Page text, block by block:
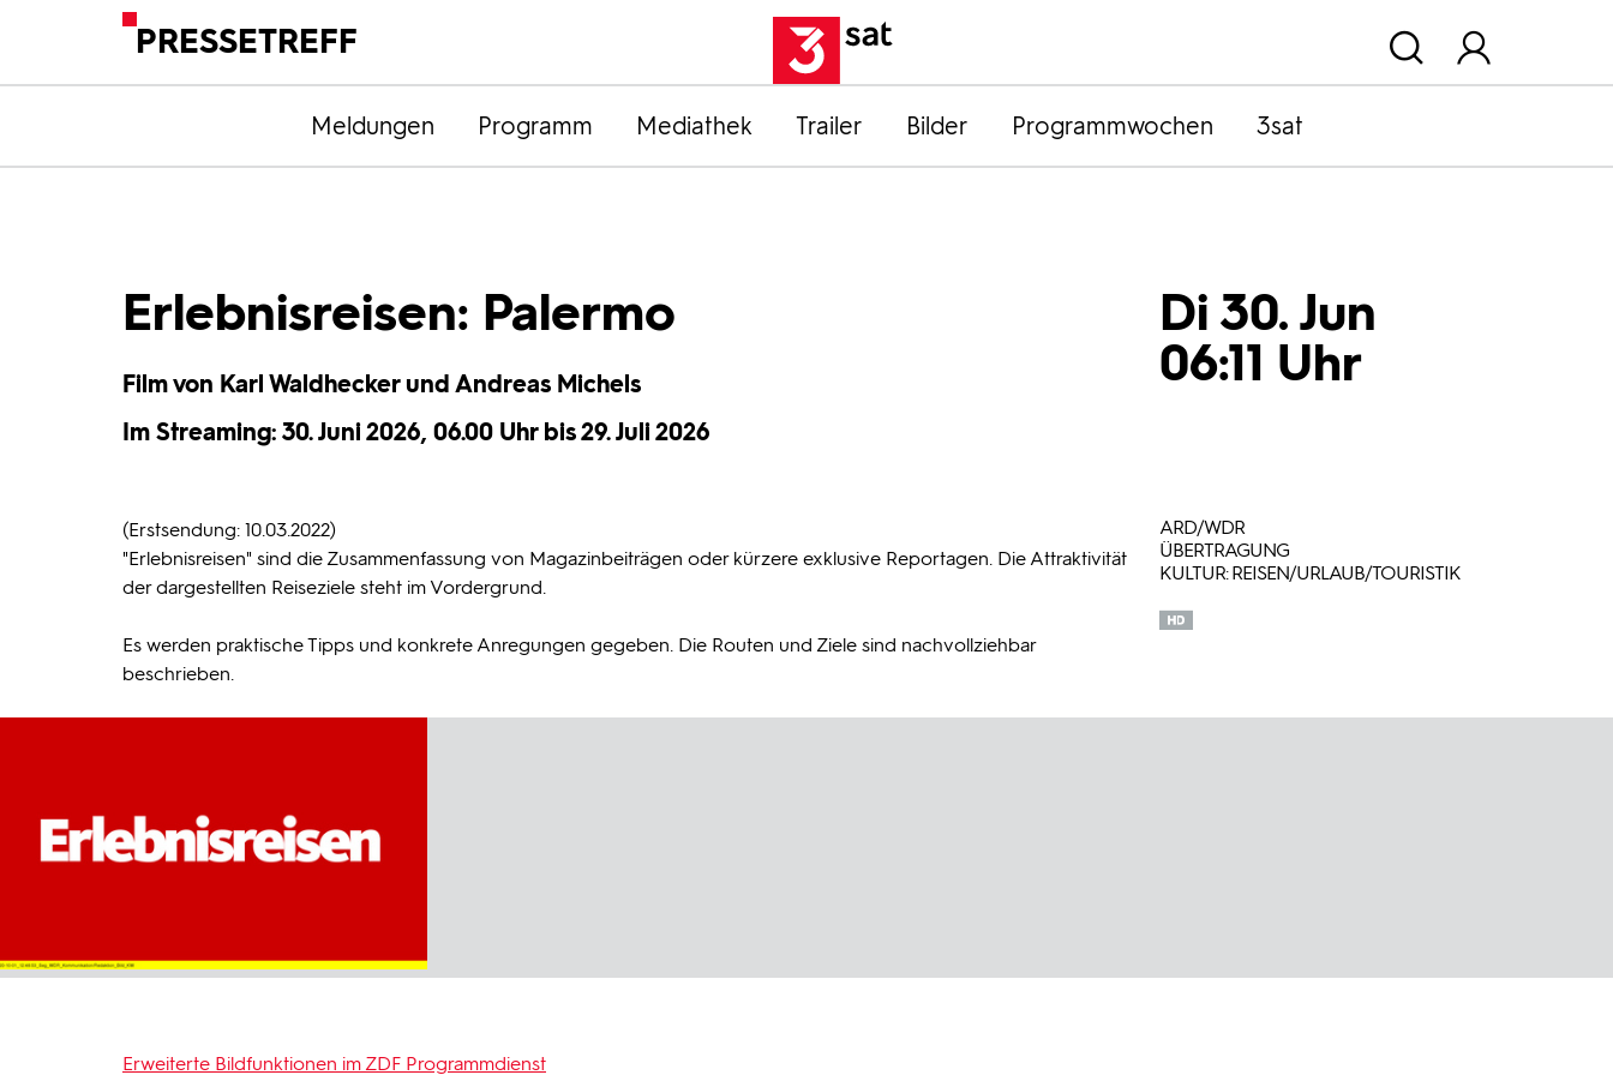
PRESSETREFF
Meldungen Programm Mediathek Trailer Bilder Programmwochen 3sat
Erlebnisreisen: Palermo
Film von Karl Waldhecker und Andreas Michels
Im Streaming: 30. Juni 2026, 06.00 Uhr bis 29. Juli 2026
Di 30. Jun
06:11 Uhr
(Erstsendung: 10.03.2022)
"Erlebnisreisen" sind die Zusammenfassung von Magazinbeiträgen oder kürzere exklusive Reportagen. Die Attraktivität
der dargestellten Reiseziele steht im Vordergrund.
Es werden praktische Tipps und konkrete Anregungen gegeben. Die Routen und Ziele sind nachvollziehbar
beschrieben.
ARD/WDR
ÜBERTRAGUNG
KULTUR: REISEN/URLAUB/TOURISTIK
Erweiterte Bildfunktionen im ZDF Programmdienst